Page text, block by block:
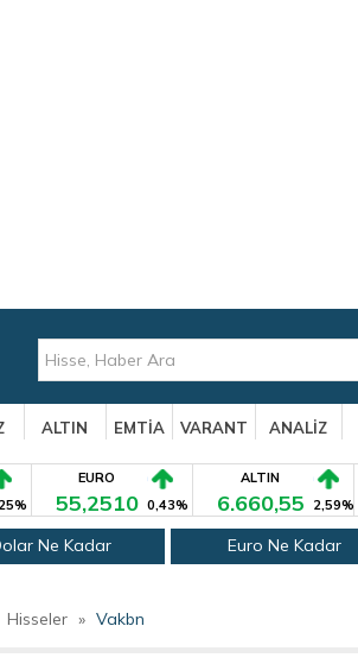
ALTIN EMTİA VARANT ANALİZ
EURO
55,2510 0,43%
ALTIN
6.660,55 2,59%
Ne Kadar Euro Ne Kadar
Hisseler » Vakbn